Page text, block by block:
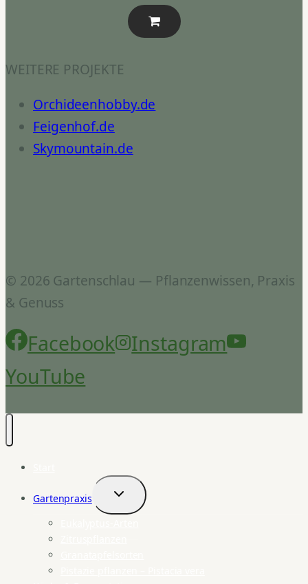
WEITERE PROJEKTE
Orchideenhobby.de
Feigenhof.de
Skymountain.de
© 2026 Gartenschlau — Pflanzenwissen, Praxis
& Genuss
Facebook
Instagram
YouTube
Gartenpraxis
Untermenü
umschalten